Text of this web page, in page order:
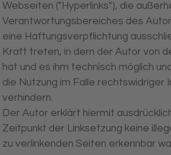
Webseiten ("Hyperlinks"), die
Verantwortungsbereiches des
eine Haftungsverpflichtung
Kraft treten, in dem der Autor von
hat und es ihm technisch möglich
die Nutzung im Falle rechtswidriger
verhindern.
Der Autor erklärt hiermit
Zeitpunkt der Linksetzung keine
zu verlinkenden Seiten erkennbar